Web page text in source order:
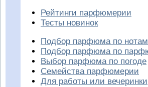
Рейтинги парфюмерии
Тесты новинок
Подбор парфюма по нотам
Подбор парфюма по
Выбор парфюма по погоде
Семейства парфюмерии
Для работы или вечеринки